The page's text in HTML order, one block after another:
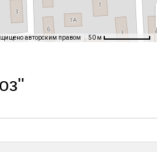
авторским правом 50 м